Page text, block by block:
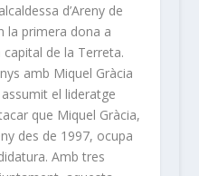
d’Areny de
la primera dona a
capital de la Terreta.
amb Miquel Gràcia
el lideratge
que Miquel Gràcia,
des de 1997, ocupa
Amb tres